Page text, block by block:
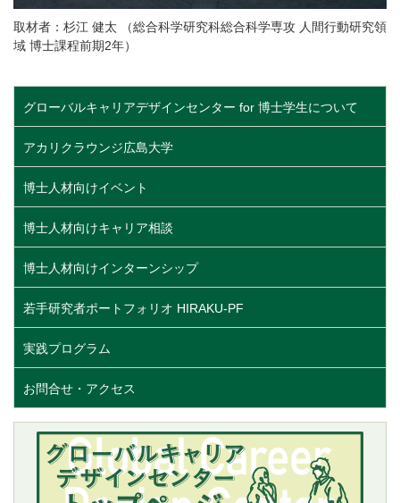
取材者：杉江 健太 （総合科学研究科総合科学専攻 人間行動研究領
域 博士課程前期2年）
グローバルキャリアデザインセンター for 博士学生について
アカリクラウンジ広島大学
博士人材向けイベント
博士人材向けキャリア相談
博士人材向けインターンシップ
若手研究者ポートフォリオ HIRAKU-PF
実践プログラム
お問合せ・アクセス